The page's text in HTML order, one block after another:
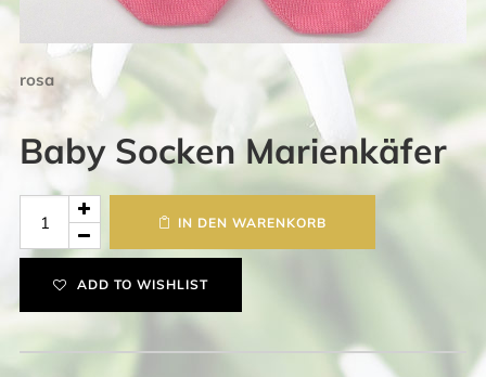
rosa
Baby Socken Marienkäfer
Menge
IN DEN WARENKORB
ADD TO WISHLIST